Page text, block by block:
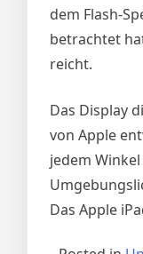
dem Flash-
betrachtet
reicht.
Das Display
von Apple
jedem
Das Apple